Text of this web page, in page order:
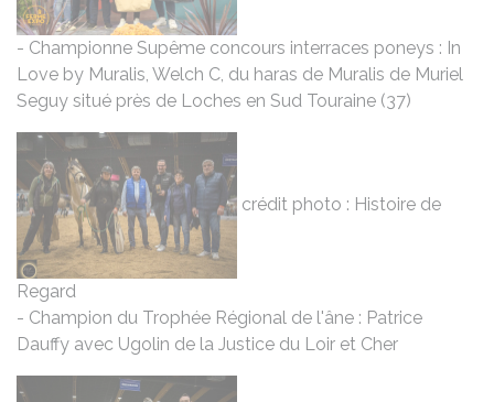
- Championne Supême concours interraces poneys : In
Love by Muralis, Welch C, du haras de Muralis de Muriel
Seguy situé près de Loches en Sud Touraine (37)
crédit photo : Histoire de
Regard
- Champion du Trophée Régional de l'âne : Patrice
Dauffy avec Ugolin de la Justice du Loir et Cher